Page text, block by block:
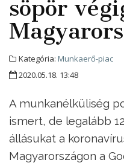
söpör
Kategória: Munkaerő-piac
2020.05.18. 13:48
A munkanélküliség
ismert, de legalább
állásukat a
Magyarországon a